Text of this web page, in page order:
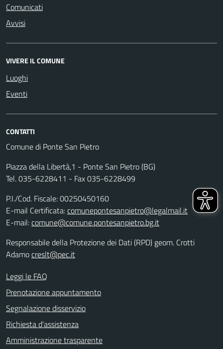
Comunicati
Avvisi
VIVERE IL COMUNE
Luoghi
Eventi
CONTATTI
Comune di Ponte San Pietro
Piazza della Libertà,1 - Ponte San Pietro (BG)
Tel. 035-6228411 - Fax 035-6228499
P.I./Cod. Fiscale: 00250450160
E-mail Certificata:comunepontesanpietro@legalmail.it
E-mail:comune@comune.pontesanpietro.bg.it
Responsabile della Protezione dei Dati (RPD) geom. Crotti
Adamocreslt@pec.it
Leggi le FAQ
Prenotazione appuntamento
Segnalazione disservizio
Richiesta d'assistenza
Amministrazione trasparente